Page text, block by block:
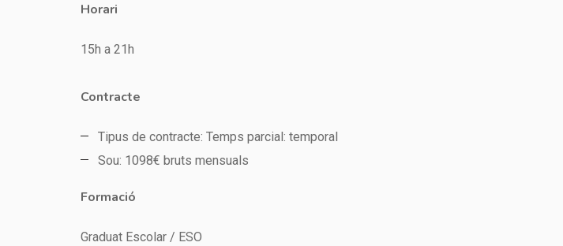
Horari
15h a 21h
Contracte
Tipus de contracte: Temps parcial: temporal
Sou: 1098€ bruts mensuals
Formació
Graduat Escolar / ESO